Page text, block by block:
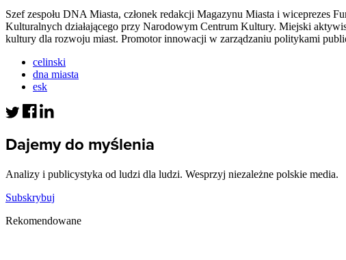
Szef zespołu DNA Miasta, członek redakcji Magazynu Miasta i wiceprezes
Kulturalnych działającego przy Narodowym Centrum Kultury. Miejski
kultury dla rozwoju miast. Promotor innowacji w zarządzaniu politykami
celinski
dna miasta
esk
Dajemy do myślenia
Analizy i publicystyka od ludzi dla ludzi. Wesprzyj niezależne polskie media.
Subskrybuj
Rekomendowane